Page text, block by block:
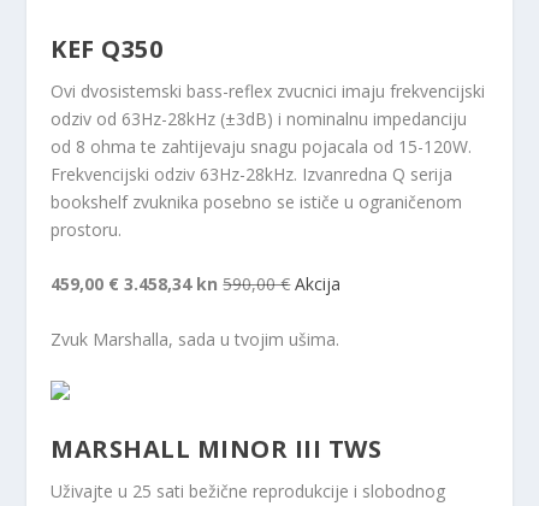
KEF Q350
Ovi dvosistemski bass-reflex zvucnici imaju frekvencijski
odziv od 63Hz-28kHz (±3dB) i nominalnu impedanciju
od 8 ohma te zahtijevaju snagu pojacala od 15-120W.
Frekvencijski odziv 63Hz-28kHz. Izvanredna Q serija
bookshelf zvuknika posebno se ističe u ograničenom
prostoru.
459,00 €3.458,34 kn 590,00 € Akcija
Zvuk Marshalla, sada u tvojim ušima.
MARSHALL MINOR III TWS
Uživajte u 25 sati bežične reprodukcije i slobodnog